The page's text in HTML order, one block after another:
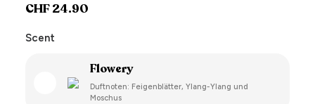
CHF24.90
Scent
Flowery
Duftnoten: Feigenblätter, Ylang-Ylang und
Moschus